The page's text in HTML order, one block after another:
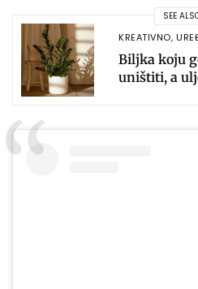
SEE
KREATIVNO,
Biljka koju
uništiti, a